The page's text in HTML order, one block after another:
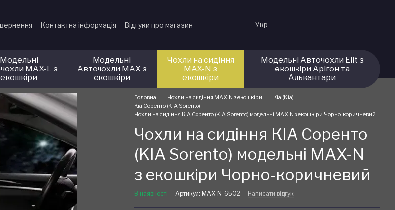
Контактна інформація Відгуки про магазин Укр
Модельні
MAX-L з
екошкіри
Модельні
Авточохли MAX з
екошкіри
Чохли на сидіння
MAX-N з
екошкіри
Модельні Авточохли Elit з
екошкіри Арігон та
Алькантари
Головна Чохли на сидіння MAX-N з екошкіри
Кіа (Kia)
Кіа Соренто (KIA Sorento)
Чохли на сидіння КІА Соренто (KIA Sorento) модельні MAX-N з екошкіри Чорно-коричневий
Чохли на сидіння КІА Соренто
(KIA Sorento) модельні MAX-N
з екошкіри Чорно-коричневий
В наявності Артикул: MAX-N-6502 Написати відгук